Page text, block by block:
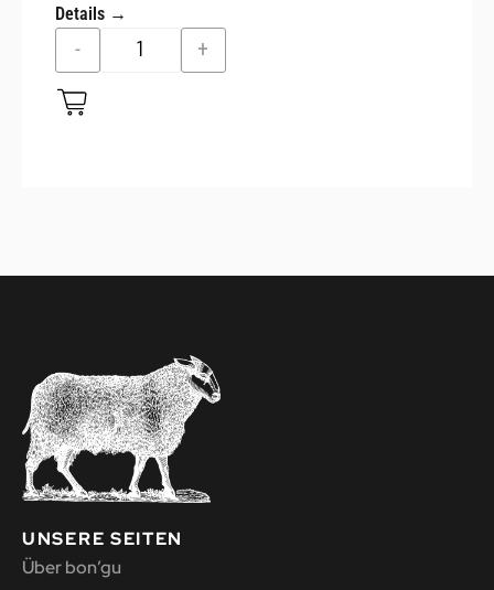
Details →
- +
UNSERE SEITEN
Über bon’gu